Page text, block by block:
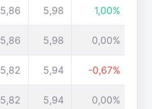
5,86 5,98 1,00%
5,86 5,98 0,00%
5,82 5,94 -0,67%
5,82 5,94 0,00%